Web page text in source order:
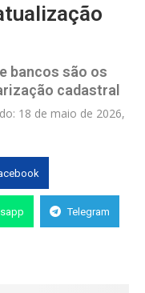
bancos são os
cadastral
18 de maio de 2026,
Telegram